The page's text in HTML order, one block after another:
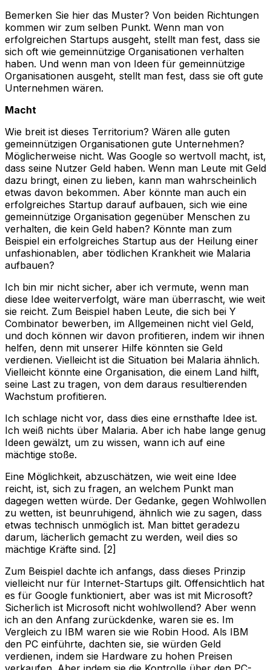
Bemerken Sie hier das Muster? Von beiden Richtungen
kommen wir zum selben Punkt. Wenn man von
erfolgreichen Startups ausgeht, stellt man fest, dass sie
sich oft wie gemeinnützige Organisationen verhalten
haben. Und wenn man von Ideen für gemeinnützige
Organisationen ausgeht, stellt man fest, dass sie oft gute
Unternehmen wären.
Macht
Wie breit ist dieses Territorium? Wären alle guten
gemeinnützigen Organisationen gute Unternehmen?
Möglicherweise nicht. Was Google so wertvoll macht, ist,
dass seine Nutzer Geld haben. Wenn man Leute mit Geld
dazu bringt, einen zu lieben, kann man wahrscheinlich
etwas davon bekommen. Aber könnte man auch ein
erfolgreiches Startup darauf aufbauen, sich wie eine
gemeinnützige Organisation gegenüber Menschen zu
verhalten, die kein Geld haben? Könnte man zum
Beispiel ein erfolgreiches Startup aus der Heilung einer
unfashionablen, aber tödlichen Krankheit wie Malaria
aufbauen?
Ich bin mir nicht sicher, aber ich vermute, wenn man
diese Idee weiterverfolgt, wäre man überrascht, wie weit
sie reicht. Zum Beispiel haben Leute, die sich bei Y
Combinator bewerben, im Allgemeinen nicht viel Geld,
und doch können wir davon profitieren, indem wir ihnen
helfen, denn mit unserer Hilfe könnten sie Geld
verdienen. Vielleicht ist die Situation bei Malaria ähnlich.
Vielleicht könnte eine Organisation, die einem Land hilft,
seine Last zu tragen, von dem daraus resultierenden
Wachstum profitieren.
Ich schlage nicht vor, dass dies eine ernsthafte Idee ist.
Ich weiß nichts über Malaria. Aber ich habe lange genug
Ideen gewälzt, um zu wissen, wann ich auf eine
mächtige stoße.
Eine Möglichkeit, abzuschätzen, wie weit eine Idee
reicht, ist, sich zu fragen, an welchem Punkt man
dagegen wetten würde. Der Gedanke, gegen Wohlwollen
zu wetten, ist beunruhigend, ähnlich wie zu sagen, dass
etwas technisch unmöglich ist. Man bittet geradezu
darum, lächerlich gemacht zu werden, weil dies so
mächtige Kräfte sind. [2]
Zum Beispiel dachte ich anfangs, dass dieses Prinzip
vielleicht nur für Internet-Startups gilt. Offensichtlich hat
es für Google funktioniert, aber was ist mit Microsoft?
Sicherlich ist Microsoft nicht wohlwollend? Aber wenn
ich an den Anfang zurückdenke, waren sie es. Im
Vergleich zu IBM waren sie wie Robin Hood. Als IBM
den PC einführte, dachten sie, sie würden Geld
verdienen, indem sie Hardware zu hohen Preisen